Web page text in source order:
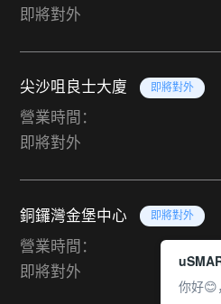
即將對外
尖沙咀良士大廈 即將對外
營業時間：
即將對外
銅鑼灣金堡中心 即將對外
營業時間：
即將對外
你好😊